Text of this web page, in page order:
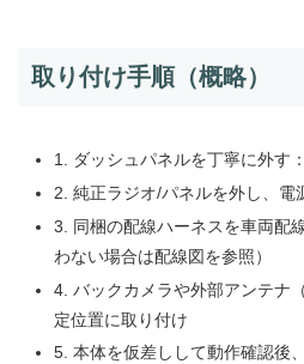
取り付け手順（概略）
1. ダッシュパネルを丁寧に外す
2. 純正ラジオ/パネルを外し、電
3. 同梱の配線ハーネスを車両配
わない場合は配線図を参照）
4. バックカメラや外部アンテナ
定位置に取り付け
5. 本体を仮差しして動作確認後